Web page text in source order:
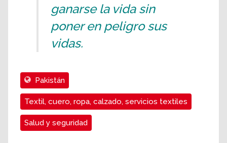
ganarse la vida sin
poner en peligro sus
vidas.
Pakistán
Textil, cuero, ropa, calzado, servicios textiles
Salud y seguridad